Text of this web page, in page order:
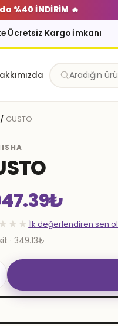
%40 İNDİRİM 🔥
Ücretsiz Kargo İmkanı
/ GUSTO
₺
İlk değerlendiren sen ol
· 349.13₺